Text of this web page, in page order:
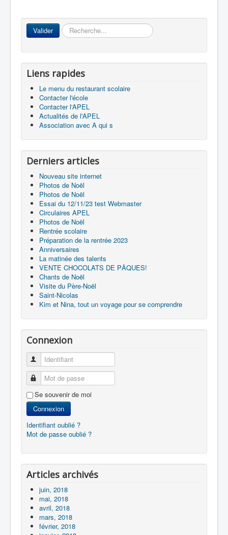
Valider Rechercher
Liens rapides
Le menu du restaurant scolaire
Contacter l'école
Contacter l'APEL
Actualités de l'APEL
Association avec A qui s
Derniers articles
Nouveau site internet
Photos de Noël
Photos de Noël
Essai du 12/11/23 test Webmaster
Circulaires APEL
Photos de Noël
Rentrée scolaire
Préparation de la rentrée 2023
Anniversaires
La matinée des talents
VENTE CHOCOLATS DE PÂQUES!
Chants de Noël
Visite du Père-Noël
Saint-Nicolas
Kim et Nina, tout un voyage pour se comprendre
Connexion
Identifiant
Mot de passe
Se souvenir de moi
Connexion
Identifiant oublié ?
Mot de passe oublié ?
Articles archivés
juin, 2018
mai, 2018
avril, 2018
mars, 2018
février, 2018